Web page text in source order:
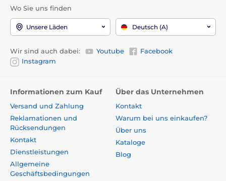
Wo Sie uns finden
Unsere Läden Deutsch (A)
Wir sind auch dabei: Youtube
Facebook
Instagram
Informationen zum Kauf
Versand und Zahlung
Reklamationen und
Rücksendungen
Kontakt
Dienstleistungen
Allgemeine
Geschäftsbedingungen
Über das Unternehmen
Kontakt
Warum bei uns einkaufen?
Über uns
Kataloge
Blog